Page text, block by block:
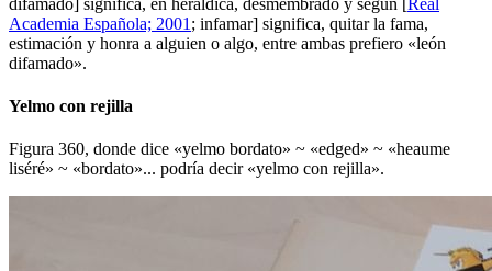
Academia Española; 2001 ; infamar] significa, quitar la fama,
estimación y honra a alguien o algo, entre ambas prefiero «león
difamado».
Yelmo con rejilla
Figura 360, donde dice «yelmo bordato» ~ «edged» ~ «heaume
liséré» ~ «bordato»... podría decir «yelmo con rejilla».